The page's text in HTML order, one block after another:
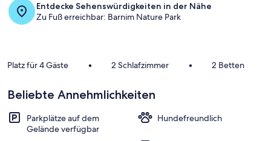
Entdecke Sehenswürdigkeiten in der Nähe
Zu Fuß erreichbar: Barnim Nature Park
Platz für 4 Gäste • 2 Schlafzimmer • 2 Betten
Beliebte Annehmlichkeiten
Parkplätze auf dem
Gelände verfügbar
Hundefreundlich